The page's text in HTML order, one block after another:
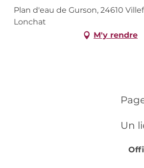
Un
Plan d'eau de Gurson, 24610
Lonchat
M'y rendre